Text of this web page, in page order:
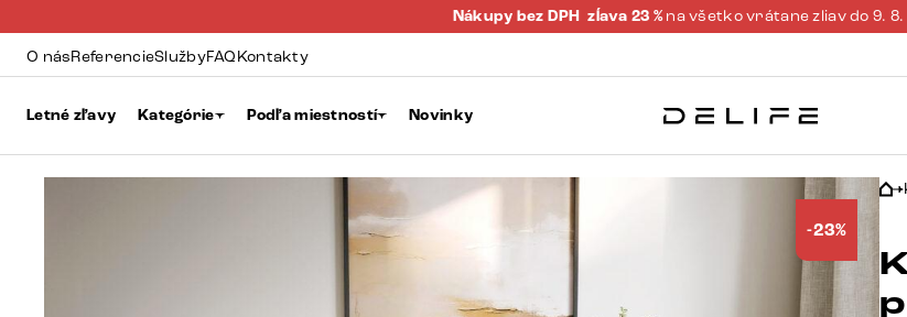
Nákupy bez DPH zĺava 23 % na všetko vrátane zliav do 9. 8.
O násReferencieSlužbyFAQKontakty
Letné zľavy Kategórie Podľa miestností Novinky
-23%